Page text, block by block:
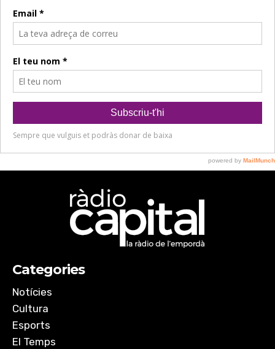
Categories
Notícies
Cultura
Esports
El Temps